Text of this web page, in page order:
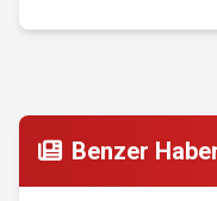
Benzer